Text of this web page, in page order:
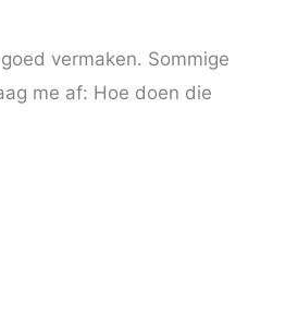
vermaken. Sommige
me af: Hoe doen die